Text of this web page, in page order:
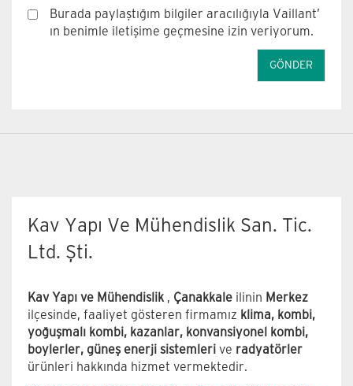
Burada paylaştığım bilgiler aracılığıyla Vaillant’
ın benimle iletişime geçmesine izin veriyorum.
Kav Yapı Ve Mühendislik San. Tic.
Ltd. Şti.
Kav Yapı ve Mühendislik , Çanakkale ilinin Merkez
ilçesinde, faaliyet gösteren firmamız klima, kombi,
yoğuşmalı kombi, kazanlar, konvansiyonel kombi,
boylerler, güneş enerji sistemleri ve radyatörler
ürünleri hakkında hizmet vermektedir.